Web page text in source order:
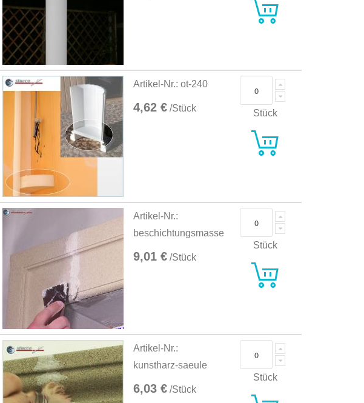
Artikel-Nr.: ot-240
4,62 € /Stück Stück
Artikel-Nr.:
beschichtungsmasse
9,01 € /Stück
Stück
Artikel-Nr.:
kunstharz-saeule
6,03 € /Stück
Stück